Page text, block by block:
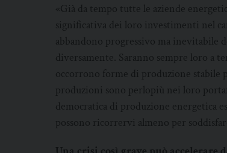
«Già da tempo tutte le aziende
significativa dei loro investimenti nel
abbandono progressivo ma
diversamente. Saranno sempre loro a
occorrono forme di produzione stabile
produzioni sono perlopiù nei loro
democratica di produzione energetica
possono ricorrervi almeno per